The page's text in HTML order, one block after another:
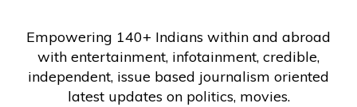
Empowering 140+ Indians within and abroad
with entertainment, infotainment, credible,
independent, issue based journalism oriented
latest updates on politics, movies.